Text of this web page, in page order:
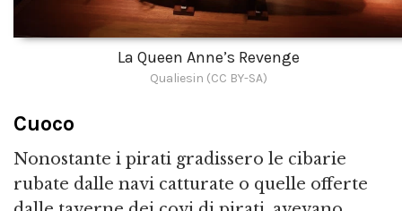
La Queen Anne’s Revenge
Qualiesin (CC BY-SA)
Cuoco
Nonostante i pirati gradissero le cibarie
rubate dalle navi catturate o quelle offerte